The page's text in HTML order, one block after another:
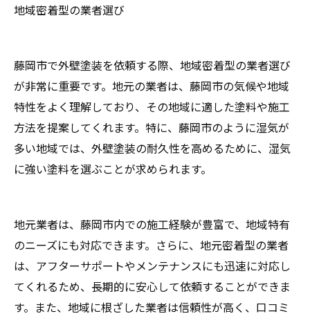
地域密着型の業者選び
藤岡市で外壁塗装を依頼する際、地域密着型の業者選び
が非常に重要です。地元の業者は、藤岡市の気候や地域
特性をよく理解しており、その地域に適した塗料や施工
方法を提案してくれます。特に、藤岡市のように湿気が
多い地域では、外壁塗装の耐久性を高めるために、湿気
に強い塗料を選ぶことが求められます。
地元業者は、藤岡市内での施工経験が豊富で、地域特有
のニーズにも対応できます。さらに、地元密着型の業者
は、アフターサポートやメンテナンスにも迅速に対応し
てくれるため、長期的に安心して依頼することができま
す。また、地域に根ざした業者は信頼性が高く、口コミ